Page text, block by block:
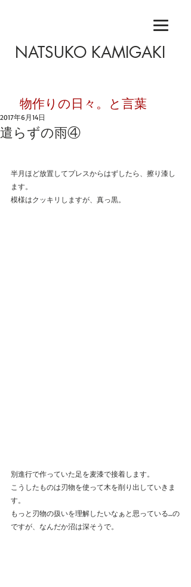
NATSUKO KAMIGAKI
​物作りの日々。と言葉
遣らずの雨④
2017年6月14日
半月ほど放置してプレスからはずしたら、擦り漆し
ます。
模様はクッキリしますが、真っ黒。
別進行で作っていた足を麦漆で接着します。
こうしたものは刃物を使って木を削り出していきま
す。
もっと刃物の扱いを理解したいなぁと思っている…の
ですが、なんだか沼は深そうで。